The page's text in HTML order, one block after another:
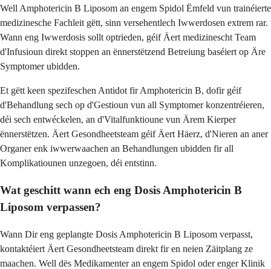
Well Amphotericin B Liposom an engem Spidol Ëmfeld vun trainéierte
medizinesche Fachleit gëtt, sinn versehentlech Iwwerdosen extrem rar.
Wann eng Iwwerdosis sollt optrieden, géif Äert medizinescht Team
d'Infusioun direkt stoppen an ënnerstëtzend Betreiung baséiert op Äre
Symptomer ubidden.
Et gëtt keen spezifeschen Antidot fir Amphotericin B, dofir géif
d'Behandlung sech op d'Gestioun vun all Symptomer konzentréieren,
déi sech entwéckelen, an d'Vitalfunktioune vun Ärem Kierper
ënnerstëtzen. Äert Gesondheetsteam géif Äert Häerz, d'Nieren an aner
Organer enk iwwerwaachen an Behandlungen ubidden fir all
Komplikatiounen unzegoen, déi entstinn.
Wat geschitt wann ech eng Dosis Amphotericin B
Liposom verpassen?
Wann Dir eng geplangte Dosis Amphotericin B Liposom verpasst,
kontaktéiert Äert Gesondheetsteam direkt fir en neien Zäitplang ze
maachen. Well dës Medikamenter an engem Spidol oder enger Klinik